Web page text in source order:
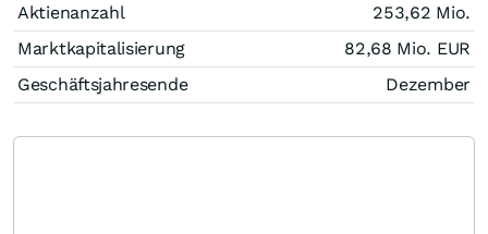
Aktienanzahl
253,62 Mio.
Marktkapitalisierung
82,68 Mio. EUR
Geschäftsjahresende
Dezember